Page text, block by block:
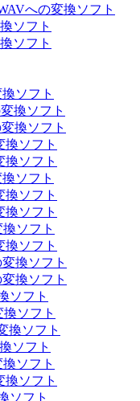
への変換ソフト
ソフト
ソフト
ソフト
換ソフト
換ソフト
ソフト
ソフト
ソフト
換ソフト
換ソフト
ソフト
換ソフト
換ソフト
換ソフト
ソフト
ソフト
換ソフト
ソフト
ソフト
換ソフト
ソフト